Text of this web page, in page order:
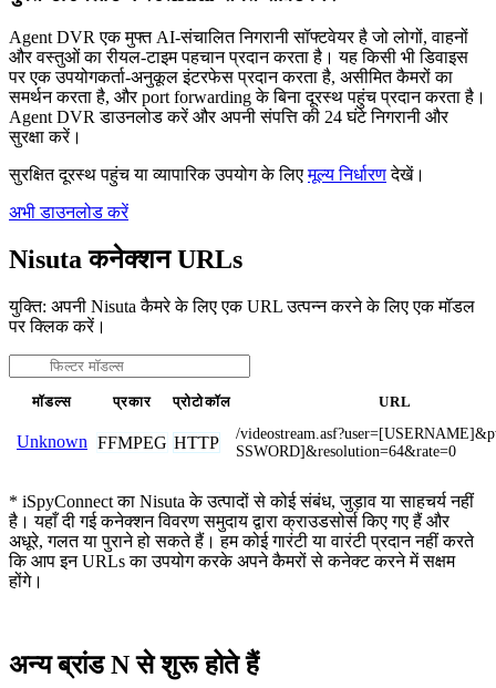
Agent DVR एक मुफ्त AI-संचालित निगरानी सॉफ्टवेयर है जो लोगों, वाहनों
और वस्तुओं का रीयल-टाइम पहचान प्रदान करता है। यह किसी भी डिवाइस
पर एक उपयोगकर्ता-अनुकूल इंटरफेस प्रदान करता है, असीमित कैमरों का
समर्थन करता है, और port forwarding के बिना दूरस्थ पहुंच प्रदान करता है।
Agent DVR डाउनलोड करें और अपनी संपत्ति की 24 घंटे निगरानी और
सुरक्षा करें।
सुरक्षित दूरस्थ पहुंच या व्यापारिक उपयोग के लिएमूल्य निर्धारणदेखें।
अभी डाउनलोड करें
Nisuta कनेक्शन URLs
युक्ति: अपनी Nisuta कैमरे के लिए एक URL उत्पन्न करने के लिए एक मॉडल
पर क्लिक करें।
मॉडल्स प्रकार प्रोटोकॉल URL
Unknown FFMPEG HTTP
/
SSWORD]&resolution=64&rate=0
* iSpyConnect का Nisuta के उत्पादों से कोई संबंध, जुड़ाव या साहचर्य नहीं
है। यहाँ दी गई कनेक्शन विवरण समुदाय द्वारा क्राउडसोर्स किए गए हैं और
अधूरे, गलत या पुराने हो सकते हैं। हम कोई गारंटी या वारंटी प्रदान नहीं करते
कि आप इन URLs का उपयोग करके अपने कैमरों से कनेक्ट करने में सक्षम
होंगे।
अन्य ब्रांड N से शुरू होते हैं